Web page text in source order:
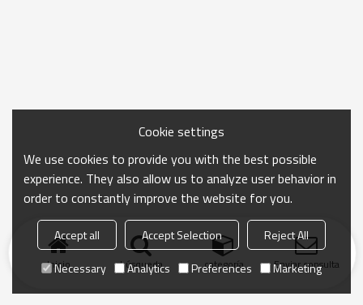
Inicio búsqueda categoría Enviar consulta
Cookie settings
We use cookies to provide you with the best possible
experience. They also allow us to analyze user behavior in
order to constantly improve the website for you.
Accept all Accept Selection
Reject All
Necessary
Analytics Preferences Marketing